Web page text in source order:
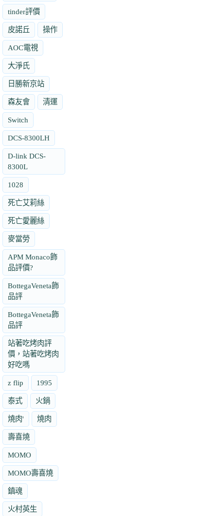
tinder評價
皮諾丘 操作
AOC電視
大淨氏
日勝新京站
森友會 清運
Switch
DCS-8300LH
D-link DCS-
8300L
1028
死亡艾莉絲
死亡愛麗絲
麥當勞
APM Monaco飾
品評價?
BottegaVeneta飾
品評
BottegaVeneta飾
品評
站著吃烤肉評
價，站著吃烤肉
好吃嗎
z flip 1995
泰式 火鍋
燒肉' 燒肉
壽喜燒
MOMO
MOMO壽喜燒
鎮魂
火村英生